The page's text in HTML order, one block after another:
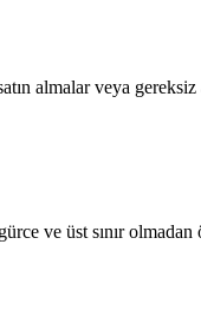
almalar veya gereksiz
ve üst sınır